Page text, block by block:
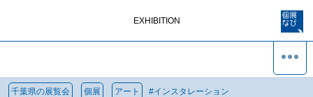
EXHIBITION
千葉県の展覧会 個展 アート #インスタレーション